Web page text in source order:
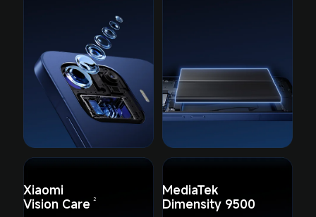
Xiaomi
Vision Care 2
MediaTek
Dimensity 9500